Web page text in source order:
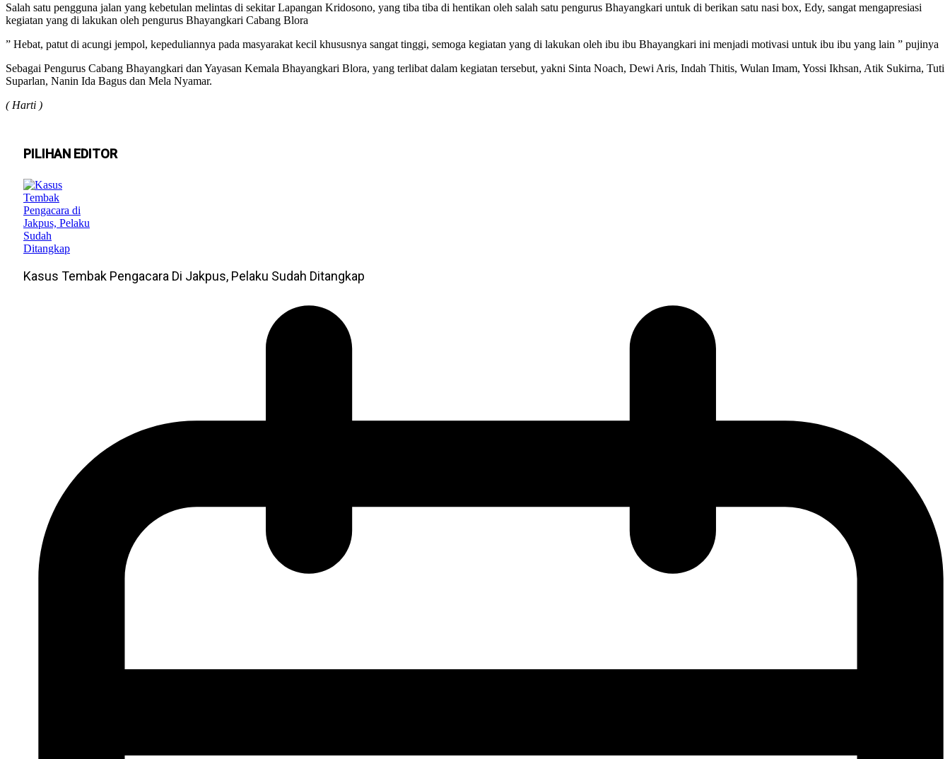
Salah satu pengguna jalan yang kebetulan melintas di sekitar Lapangan Kridosono, yang tiba tiba di hentikan oleh salah satu pengurus Bhayangkari untuk di berikan satu nasi box, Edy, sangat mengapresiasi
kegiatan yang di lakukan oleh pengurus Bhayangkari Cabang Blora
” Hebat, patut di acungi jempol, kepeduliannya pada masyarakat kecil khususnya sangat tinggi, semoga kegiatan yang di lakukan oleh ibu ibu Bhayangkari ini menjadi motivasi untuk ibu ibu yang lain ” pujinya
Sebagai Pengurus Cabang Bhayangkari dan Yayasan Kemala Bhayangkari Blora, yang terlibat dalam kegiatan tersebut, yakni Sinta Noach, Dewi Aris, Indah Thitis, Wulan Imam, Yossi Ikhsan, Atik Sukirna, Tuti
Suparlan, Nanin Ida Bagus dan Mela Nyamar.
( Harti )
PILIHAN EDITOR
Kasus Tembak Pengacara Di Jakpus, Pelaku Sudah Ditangkap